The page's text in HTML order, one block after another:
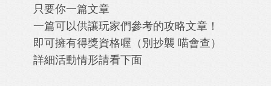
只要你一篇文章
一篇可以供讓玩家們參考的攻略文章！
即可擁有得獎資格喔（別抄襲 喵會查）
詳細活動情形請看下面